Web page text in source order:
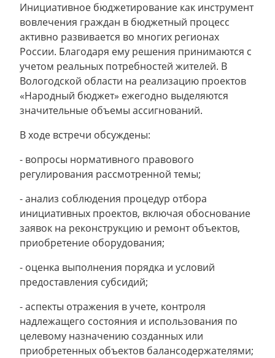
Инициативное бюджетирование как инструмент
вовлечения граждан в бюджетный процесс
активно развивается во многих регионах
России. Благодаря ему решения принимаются с
учетом реальных потребностей жителей. В
Вологодской области на реализацию проектов
«Народный бюджет» ежегодно выделяются
значительные объемы ассигнований.
В ходе встречи обсуждены:
- вопросы нормативного правового
регулирования рассмотренной темы;
- анализ соблюдения процедур отбора
инициативных проектов, включая обоснование
заявок на реконструкцию и ремонт объектов,
приобретение оборудования;
- оценка выполнения порядка и условий
предоставления субсидий;
- аспекты отражения в учете, контроля
надлежащего состояния и использования по
целевому назначению созданных или
приобретенных объектов балансодержателями;